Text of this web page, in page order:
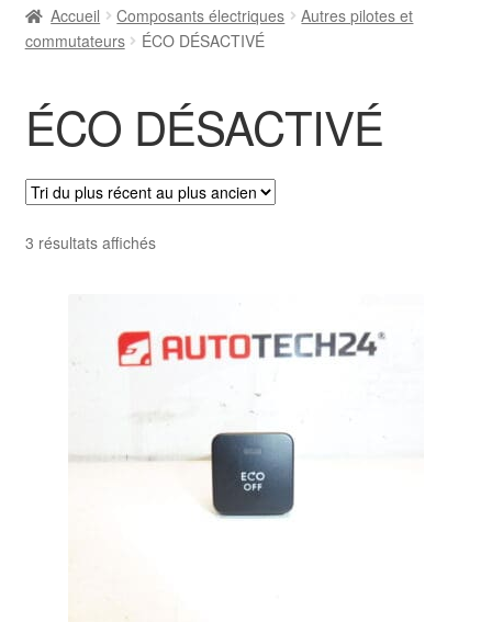
Contact
Livraison
Politique de confidentialité
Procédure de Réclamation
Accueil Composants électriques
Autres pilotes et
commutateurs
ÉCO DÉSACTIVÉ
ÉCO DÉSACTIVÉ
3 résultats affichésTrié
au
plus